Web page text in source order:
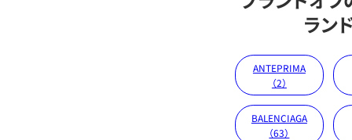
ラン
ANTEPRIMA
（2）
BALENCIAGA
（63）